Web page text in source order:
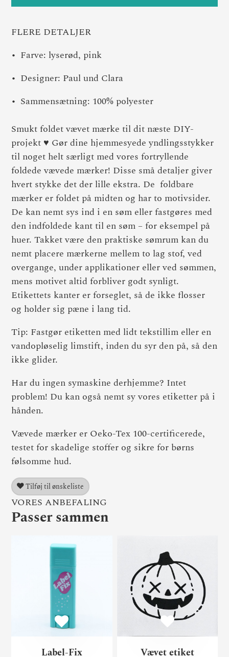
VORES ANBEFALING
Passer sammen
Label-Fix Vævet etiket
FLERE DETALJER
Farve: lyserød, pink
Designer: Paul und Clara
Sammensætning: 100% polyester
Smukt foldet vævet mærke til dit næste DIY-
projekt ♥ Gør dine hjemmesyede yndlingsstykker
til noget helt særligt med vores fortryllende
foldede vævede mærker! Disse små detaljer giver
hvert stykke det der lille ekstra. De foldbare
mærker er foldet på midten og har to motivsider.
De kan nemt sys ind i en søm eller fastgøres med
den indfoldede kant til en søm – for eksempel på
huer. Takket være den praktiske sømrum kan du
nemt placere mærkerne mellem to lag stof, ved
overgange, under applikationer eller ved sømmen,
mens motivet altid forbliver godt synligt.
Etikettets kanter er forseglet, så de ikke flosser
og holder sig pæne i lang tid.
Tip: Fastgør etiketten med lidt tekstillim eller en
vandopløselig limstift, inden du syr den på, så den
ikke glider.
Har du ingen symaskine derhjemme? Intet
problem! Du kan også nemt sy vores etiketter på i
hånden.
Vævede mærker er Oeko-Tex 100-certificerede,
testet for skadelige stoffer og sikre for børns
følsomme hud.
Tilføj til ønskeliste